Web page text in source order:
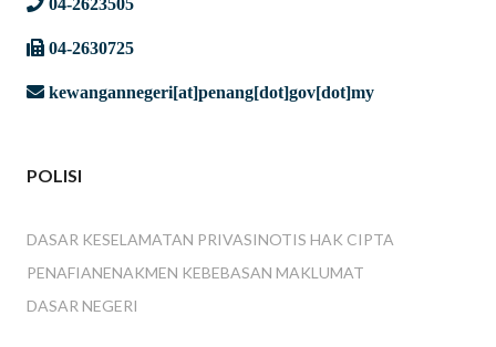
04-2623505
04-2630725
kewangannegeri[at]penang[dot]gov[dot]my
POLISI
DASAR KESELAMATAN PRIVASINOTIS HAK CIPTA
PENAFIANENAKMEN KEBEBASAN MAKLUMAT
DASAR NEGERI